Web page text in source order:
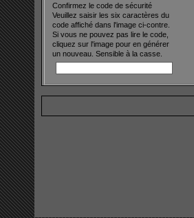
Confirmez le code de sécurité
Veuillez saisir les six caractères du
code affiché dans l'image ci-contre.
Si vous ne pouvez pas lire le code,
cliquez sur l'image pour en générer
un nouveau. Sensible à la casse.